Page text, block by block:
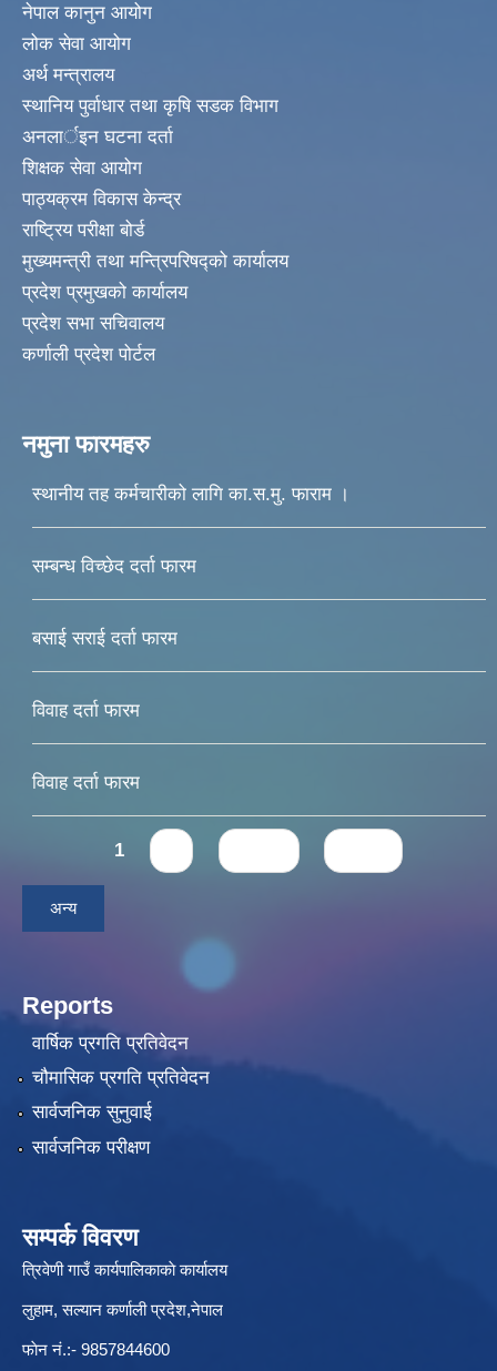
नेपाल कानुन आयोग
लोक सेवा आयोग
अर्थ मन्त्रालय
स्थानिय पुर्वाधार तथा कृषि सडक विभाग
अनलार्इन घटना दर्ता
शिक्षक सेवा आयोग
पाठ्यक्रम विकास केन्द्र
राष्ट्रिय परीक्षा बोर्ड
मुख्यमन्त्री तथा मन्त्रिपरिषद्को कार्यालय
प्रदेश प्रमुखको कार्यालय
प्रदेश सभा सचिवालय
कर्णाली प्रदेश पोर्टल
नमुना फारमहरु
स्थानीय तह कर्मचारीको लागि का.स.मु. फाराम ।
सम्बन्ध विच्छेद दर्ता फारम
बसाई सराई दर्ता फारम
विवाह दर्ता फारम
विवाह दर्ता फारम
Pages1
अन्य
Reports
वार्षिक प्रगति प्रतिवेदन
चौमासिक प्रगति प्रतिवेदन
सार्वजनिक सुनुवाई
सार्वजनिक परीक्षण
सम्पर्क विवरण
त्रिवेणी गाउँ कार्यपालिकाकाे कार्यालय
लुहाम, सल्यान कर्णाली प्रदेश,नेपाल
फाेन नं.:- 9857844600